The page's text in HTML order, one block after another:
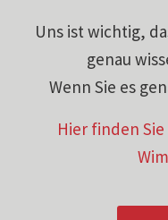
Uns ist wichtig,
genau
Wenn Sie es
Hier finden